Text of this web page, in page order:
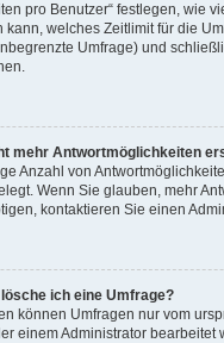
pro Benutzer“ festlegen, wie
kann, welches Zeitlimit für die
Umfrage) und
mehr Antwortmöglichkeiten
Anzahl von
Wenn Sie glauben, mehr
kontaktieren Sie einen
ich eine Umfrage?
können Umfragen nur vom
einem Administrator bearbeitet